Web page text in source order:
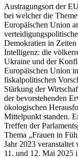
Austragungsort der
bei welcher die
Europäischen Union
Demokratien in
Intelligenz: die
Ukraine und der
Europäischen Union
fiskalpolitischen
Stärkung der
der bevorstehenden
ökologischen
Mittelpunkt standen.
Treffen der
Thema „Frauen in
Jahr 2023
11. und 12. Mai 2025